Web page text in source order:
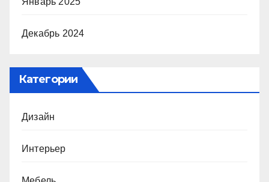
Декабрь 2024
Категории
Дизайн
Интерьер